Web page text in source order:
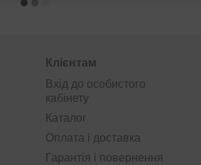
Клієнтам
Вхід до особистого
кабінету
Каталог
Оплата і доставка
Гарантія і повернення